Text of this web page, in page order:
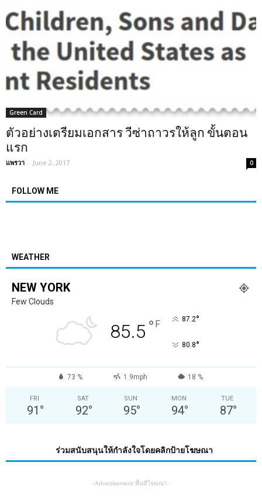
Green Card
ตัวอย่างเตรียมเอกสาร วีซ่าถาวรให้ลูก ขั้นตอน
แรก
แพรวา - June 2, 2017 0
FOLLOW ME
WEATHER
NEW YORK
Few Clouds
85.5 ° F 87.2°
80.8°
73 % 1.9mph 18 %
FRI
91 °
SAT
92°
SUN
95°
MON
94°
TUE
87°
ร่วมสนับสนุนให้กำลังใจโดยคลิกป้ายโฆษณา
- Advertisement พื้นที่โฆษณา -